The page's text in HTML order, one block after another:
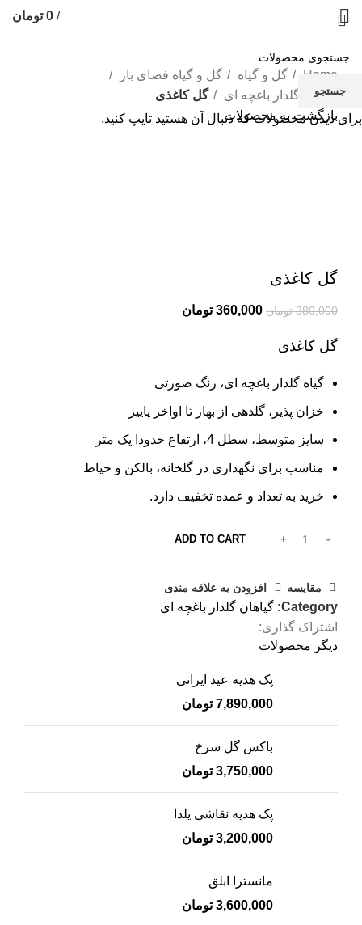
/
0 تومان
Home گل و گیاه
گل و گیاه فضای باز
گیاهان گلدار باغچه ای
گل کاغذی
بازگشت به محصولات
گل کاغذی
380,000 تومان 360,000 تومان
گل کاغذی
گیاه گلدار باغچه ای، رنگ صورتی
خزان پذیر، گلدهی از بهار تا اواخر پاییز
سایز متوسط، سطل 4، ارتفاع حدودا یک متر
مناسب برای نگهداری در گلخانه، بالکن و حیاط
خرید به تعداد و عمده تخفیف دارد.
ADD TO CART
مقایسه افزودن به علاقه مندی
Category: گیاهان گلدار باغچه ای
اشتراک گذاری:
دیگر محصولات
پک هدیه عید ایرانی
7,890,000 تومان
باکس گل سرخ
3,750,000 تومان
پک هدیه نقاشی یلدا
3,200,000 تومان
مانسترا ابلق
3,600,000 تومان
جستجو
برای دیدن محصولات که دنبال آن هستید تایپ کنید.